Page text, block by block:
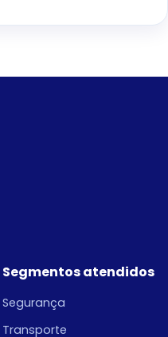
Segmentos atendidos
Segurança
Transporte